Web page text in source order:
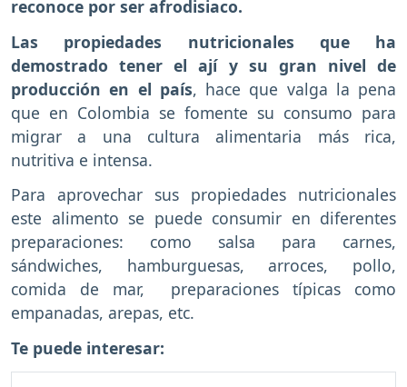
reconoce por ser afrodisiaco.
Las propiedades nutricionales que ha
demostrado tener el ají y su gran nivel de
producción en el país, hace que valga la pena
que en Colombia se fomente su consumo para
migrar a una cultura alimentaria más rica,
nutritiva e intensa.
Para aprovechar sus propiedades nutricionales
este alimento se puede consumir en diferentes
preparaciones: como salsa para carnes,
sándwiches, hamburguesas, arroces, pollo,
comida de mar, preparaciones típicas como
empanadas, arepas, etc.
Te puede interesar: